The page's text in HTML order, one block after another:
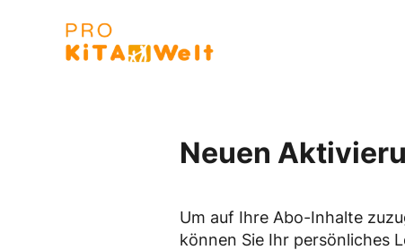
Go to landing page.
Neuen
Um auf Ihre Abo-Inhalte
können Sie Ihr persönliches